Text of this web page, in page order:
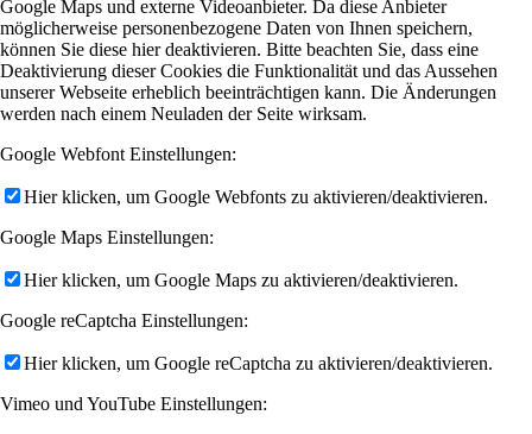
Google Maps und externe Videoanbieter. Da diese Anbieter
möglicherweise personenbezogene Daten von Ihnen speichern,
können Sie diese hier deaktivieren. Bitte beachten Sie, dass eine
Deaktivierung dieser Cookies die Funktionalität und das Aussehen
unserer Webseite erheblich beeinträchtigen kann. Die Änderungen
werden nach einem Neuladen der Seite wirksam.
Google Webfont Einstellungen:
Hier klicken, um Google Webfonts zu aktivieren/deaktivieren.
Google Maps Einstellungen:
Hier klicken, um Google Maps zu aktivieren/deaktivieren.
Google reCaptcha Einstellungen:
Hier klicken, um Google reCaptcha zu aktivieren/deaktivieren.
Vimeo und YouTube Einstellungen: